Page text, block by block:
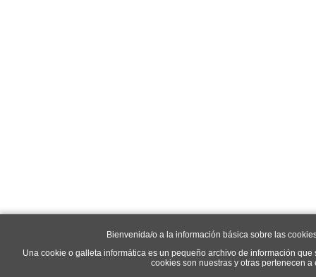
Bienvenida/o a la información básica sobre las
Una cookie o galleta informática es un pequeño archivo de información
cookies son nuestras y otras pertenecen